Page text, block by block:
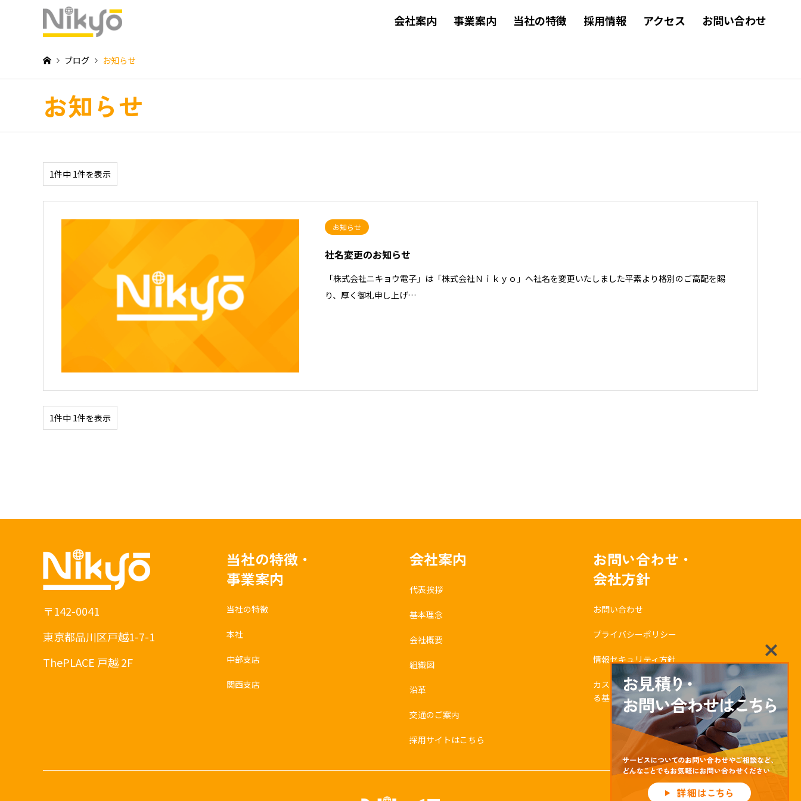
会社案内 事業案内 当社の特徴 採用情報 アクセス お問い合わせ
ブログ お知らせ
お知らせ
1件中 1件を表示
お知らせ
社名変更のお知らせ
「株式会社ニキョウ電子」は「株式会社Ｎｉｋｙｏ」へ社名を変更いたしました平素より格別のご高配を賜
り、厚く御礼申し上げ…
1件中 1件を表示
〒142-0041
東京都品川区戸越1-7-1
ThePLACE 戸越 2F
当社の特徴・
事業案内
当社の特徴
本社
中部支店
関西支店
会社案内
代表挨拶
基本理念
会社概要
組織図
沿革
交通のご案内
採用サイトはこちら
お問い合わせ・
会社方針
お問い合わせ
プライバシーポリシー
情報セキュリティ方針
カスタマーハラスメントに対す
る基本方針